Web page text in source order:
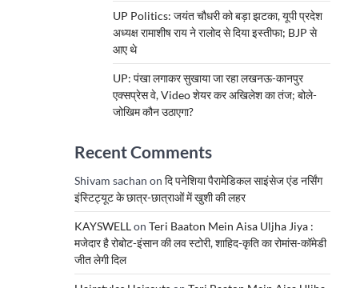
UP Politics: जयंत चौधरी को बड़ा झटका, यूपी प्रदेश
अध्यक्ष रामाशीष राय ने रालोद से दिया इस्तीफा; BJP से
आए थे
UP: पंखा लगाकर सुखाया जा रहा लखनऊ-कानपुर
एक्सप्रेस वे, Video शेयर कर अखिलेश का तंज; बोले-
जोखिम कौन उठाएगा?
Recent Comments
Shivam sachan on दि पनेशिया पैरामेडिकल साइंसेज एंड नर्सिंग
इंस्टिट्यूट के छात्र-छात्राओं में खुशी की लहर
KAYSWELLon Teri Baaton Mein Aisa Uljha Jiya :
मजेदार है रोबोट-इंसान की लव स्टोरी, शाहिद-कृति का रोमांस-कॉमेडी
जीत लेगी दिल